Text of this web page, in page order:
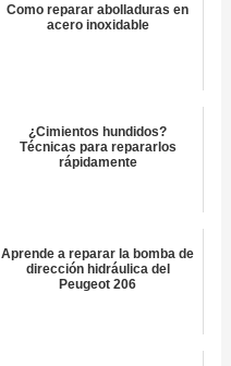
Como reparar abolladuras en
acero inoxidable
¿Cimientos hundidos?
Técnicas para repararlos
rápidamente
Aprende a reparar la bomba de
dirección hidráulica del
Peugeot 206